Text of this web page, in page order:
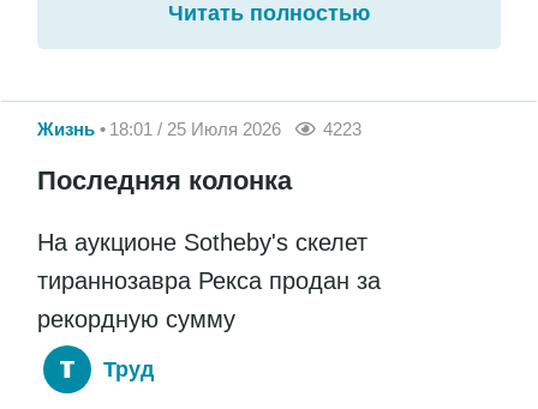
Читать полностью
Жизнь 18:01 / 25 Июля 2026 4223
Последняя колонка
На аукционе Sotheby's скелет
тираннозавра Рекса продан за
рекордную сумму
Труд